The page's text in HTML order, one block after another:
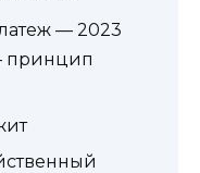
— 2023
принцип